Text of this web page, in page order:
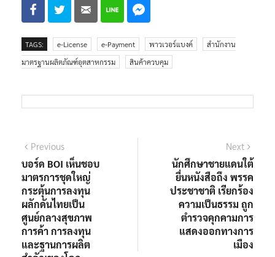
TAGS: e-License e-Payment พาวเวอร์แบงค์
สำนักงาน
มาตรฐานผลิตภัณฑ์อุตสาหกรรม
สินค้าควบคุม
Previous
บอร์ด BOI เห็นชอบ
มาตรการชุดใหญ่
กระตุ้นการลงทุน
ผลักดันไทยเป็น
ศูนย์กลางสุขภาพ
การค้า การลงทุน
และฐานการผลิต
Next
นักศึกษาชายแดนใต้
ยื่นหนังสือถึง พรรค
ประชาชาติ เรียกร้อง
ความเป็นธรรม ถูก
ตำรวจคุกคามการ
แสดงออกทางการ
เมือง